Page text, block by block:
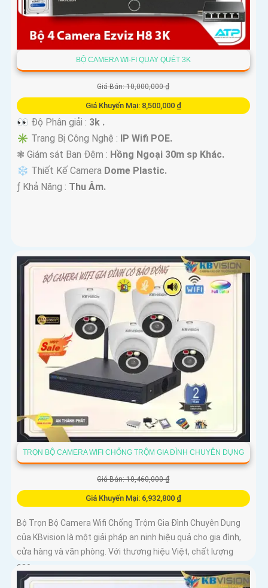
BỘ CAMERA WI-FI QUAY QUÉT 3K
Giá Bán: 10,000,000 ₫
Giá Khuyến Mại: 8,500,000 ₫
️
👀 Độ Phân giải : 3k .
✳️ Trang Bị Công Nghệ : IP Wifi POE.
❃ Giám sát Ban Đêm : Hồng Ngoại 30m sp Khác.
❄ Thiết Kế Camera Dome Plastic.
️ƒ Khả Năng : Thu Âm.
TRỌN BỘ CAMERA WIFI CHỐNG TRỘM GIA ĐÌNH CHUYÊN DỤNG
Giá Bán: 10,460,000 ₫
Giá Khuyến Mại: 6,932,800 ₫
Bộ Trọn Bộ Camera Wifi Chống Trộm Gia Đình Chuyên Dụng
của KBvision là một giải pháp an ninh hiệu quả cho gia đình,
cửa hàng và văn phòng. Với thương hiệu Việt, chất lượng
cao,...